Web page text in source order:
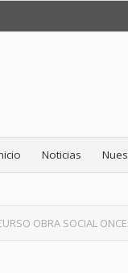
Noticias
OBRA SOCIAL